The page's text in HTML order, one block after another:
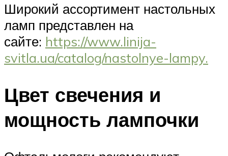
Широкий ассортимент настольных
ламп представлен на
сайте: https://www.linija-
svitla.ua/catalog/nastolnye-lampy.
Цвет свечения и
мощность лампочки